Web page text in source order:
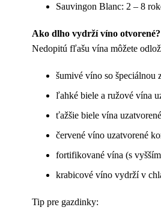
Sauvingon Blanc: 2 – 8
Ako dlho vydrží víno otvorené?
Nedopitú fľašu vína môžete
šumivé víno so špeciálnou
ľahké biele a ružové vína
ťažšie biele vína
červené víno uzatvorené
fortifikované vína (s
krabicové víno vydrží v
Tip pre gazdinky: